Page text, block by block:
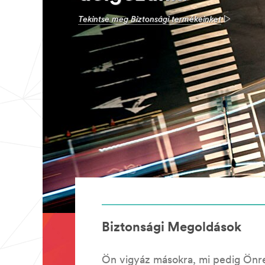
Tekintse meg Biztonsági termékeinket
Biztonsági Megoldások
Ön vigyáz másokra, mi pedig